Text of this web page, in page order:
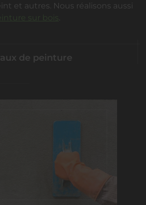
et autres. Nous réalisons aussi
sur bois
de peinture